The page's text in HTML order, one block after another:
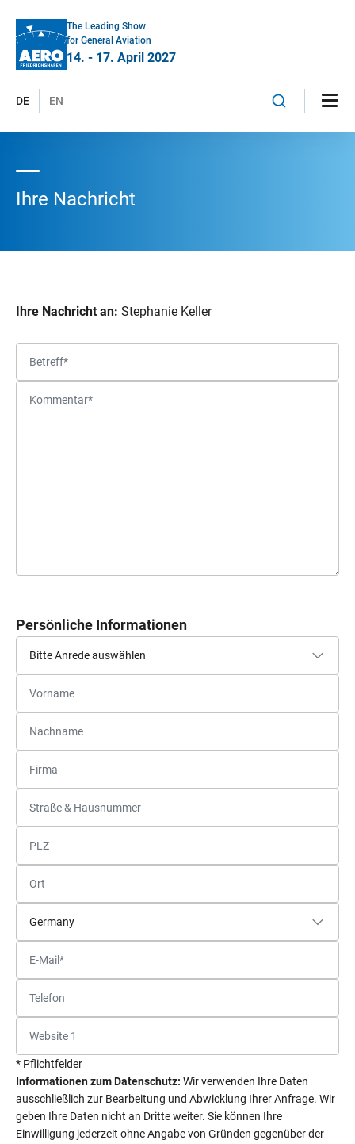
The Leading Show
for General Aviation
14. - 17. April 2027
DE EN
Ihre Nachricht
Ihre Nachricht an: Stephanie Keller
Persönliche Informationen
* Pflichtfelder
Informationen zum Datenschutz: Wir verwenden Ihre Daten
ausschließlich zur Bearbeitung und Abwicklung Ihrer Anfrage. Wir
geben Ihre Daten nicht an Dritte weiter. Sie können Ihre
Einwilligung jederzeit ohne Angabe von Gründen gegenüber der